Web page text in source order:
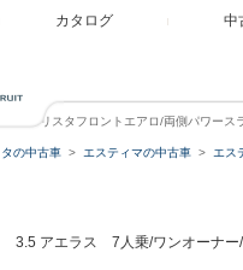
カタログ 中
/モデリスタフロントエアロ/両側パワー
タの中古車 エスティマの中古車 エス
3.5 アエラス 7人乗/ワンオーナー/